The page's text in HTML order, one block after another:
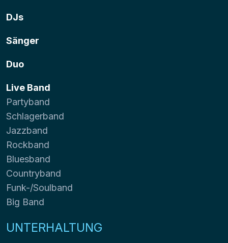
DJs
Sänger
Duo
Live Band
Partyband
Schlagerband
Jazzband
Rockband
Bluesband
Countryband
Funk-/Soulband
Big Band
UNTERHALTUNG